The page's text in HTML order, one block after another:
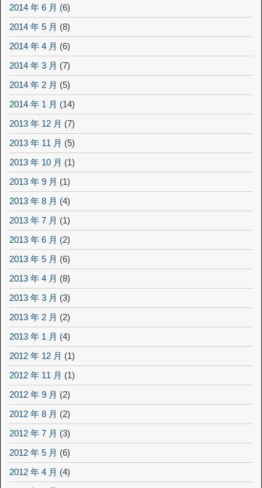
2014 年 6 月 (6)
2014 年 5 月 (8)
2014 年 4 月 (6)
2014 年 3 月 (7)
2014 年 2 月 (5)
2014 年 1 月 (14)
2013 年 12 月 (7)
2013 年 11 月 (5)
2013 年 10 月 (1)
2013 年 9 月 (1)
2013 年 8 月 (4)
2013 年 7 月 (1)
2013 年 6 月 (2)
2013 年 5 月 (6)
2013 年 4 月 (8)
2013 年 3 月 (3)
2013 年 2 月 (2)
2013 年 1 月 (4)
2012 年 12 月 (1)
2012 年 11 月 (1)
2012 年 9 月 (2)
2012 年 8 月 (2)
2012 年 7 月 (3)
2012 年 5 月 (6)
2012 年 4 月 (4)